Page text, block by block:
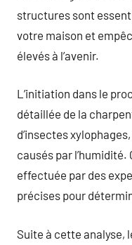
structures sont
votre maison et
élevés à l’avenir.
L’initiation dans le
détaillée de la
d’insectes
causés par
effectuée par des
précises pour
Suite à cette analyse,